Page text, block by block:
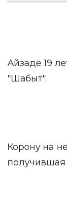
Айзаде 19
"Шабыт".
Корону на
получившая